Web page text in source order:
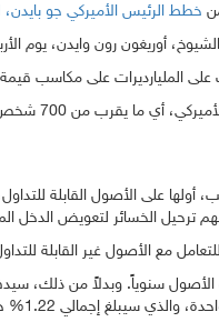
خطط الرئيس الأميركي جو بايدن،
سنوياً. وبدلاً من ذلك، سيدفع